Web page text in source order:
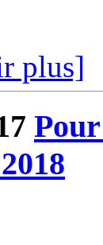
plus]